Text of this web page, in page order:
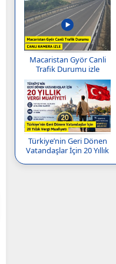
Macaristan Györ Canli
Trafik Durumu izle
Türkiye’nin Geri Dönen
Vatandaşlar İçin 20 Yıllık